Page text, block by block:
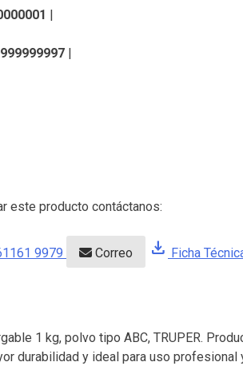
este producto contáctanos:
9979 Correo download Ficha
1 kg, polvo tipo ABC, TRUPER.
durabilidad y ideal para uso profesional